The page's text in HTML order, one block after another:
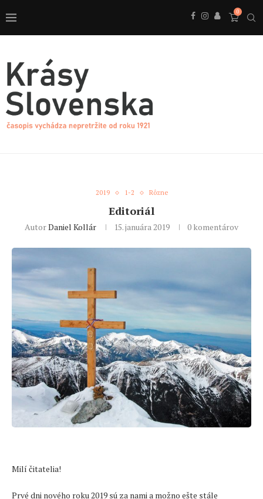
0
2019 1-2 Rôzne
Editoriál
AutorDaniel Kollár 15. januára 2019 0 komentárov
Milí čitatelia!
Prvé dni nového roku 2019 sú za nami a možno ešte stále